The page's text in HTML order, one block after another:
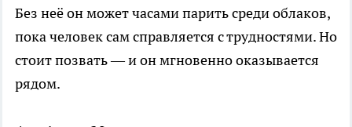
Без неё он может часами парить среди облаков,
пока человек сам справляется с трудностями. Но
стоит позвать — и он мгновенно оказывается
рядом.